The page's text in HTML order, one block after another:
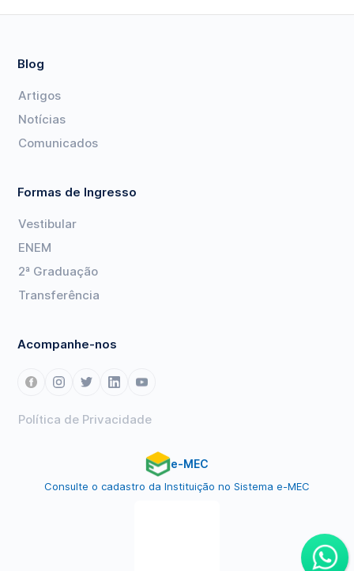
Blog
Artigos
Notícias
Comunicados
Formas de Ingresso
Vestibular
ENEM
2ª Graduação
Transferência
Acompanhe-nos
Política de Privacidade
e-MEC
Consulte o cadastro da Instituição no Sistema e-MEC